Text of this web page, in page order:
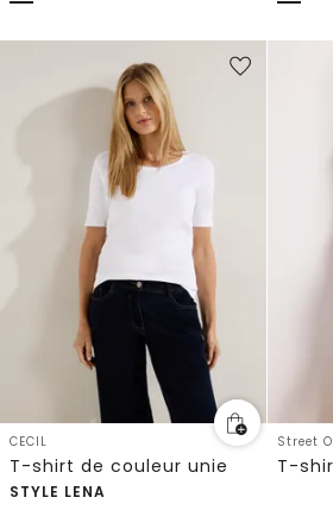
CECIL
T-shirt de couleur unie
STYLE LENA
Street